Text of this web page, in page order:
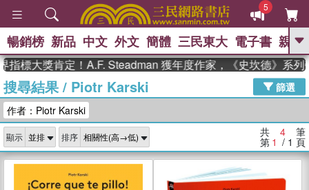
5
GO
熱搜： 高希均教授回憶錄
、 The Odyssey 、 父親節 、 如果歷
獎 臺灣漫遊錄 、 方念華 、 台灣的李
登輝時代
數學女孩：黎曼猜想 、
偉大的迷走神經
暢銷榜 新品 中文 外文 簡體 三民東大 電子書 親子
標大獎肯定！A.F. Steadman 獲年度作家，《史坎德》系列
搜尋結果/ Piotr Karski
篩選
作者：Piotr Karski
顯示 排序 共 4 筆
第 1 / 1 頁